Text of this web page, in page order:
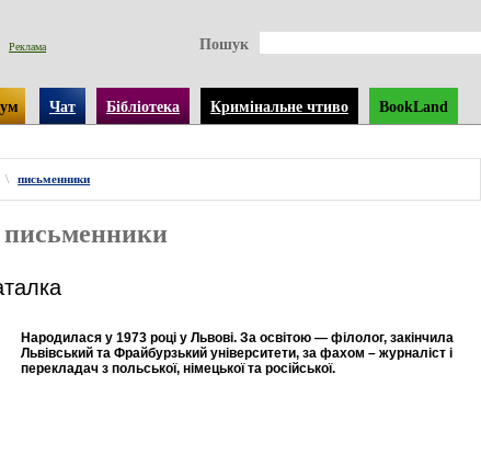
Реклама Пошук
Чат Бібліотека Кримінальне чтиво BookLand
\ письменники
письменники
Народилася у 1973 році у Львові. За освітою — філолог, закінчила
Львівський та Фрайбурзький університети, за фахом – журналіст і
перекладач з польської, німецької та російської.